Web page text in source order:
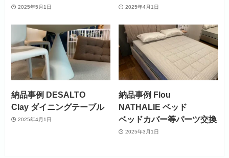
2025年5月1日 2025年4月1日
納品事例 DESALTO
Clay ダイニングテーブル
2025年4月1日
納品事例 Flou
NATHALIE ベッド
ベッドカバー等パーツ交換
2025年3月1日